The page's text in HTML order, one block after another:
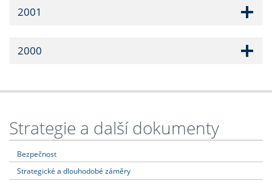
2001
2000
Strategie a další dokumenty
Bezpečnost
Strategické a dlouhodobé záměry